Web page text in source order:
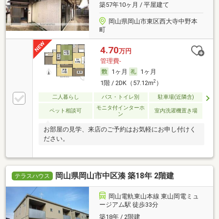
築57年10ヶ月 / 平屋建て
岡山県岡山市東区西大寺中野本
町
4.70万円
管理費-
1ヶ月
1ヶ月
1階 / 2DK（57.12m2）
二人暮らし バス・トイレ別 駐車場(近隣含)
ペット相談可
モニタ付インターホ
ン
室内洗濯機置き場
お部屋の見学、来店のご予約はお気軽にお申し付けく
ださい。
テラスハウス 岡山県岡山市中区湊 築18年 2階建
岡山電軌東山本線 東山岡電ミュ
ージアム駅 徒歩33分
築18年 / 2階建